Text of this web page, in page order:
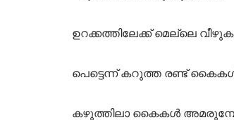
ഉറക്കത്തിലേക്ക് മെല്ലെ
പെട്ടെന്ന് കറുത്ത രണ്ട്
കഴുത്തിലാ കൈകൾ